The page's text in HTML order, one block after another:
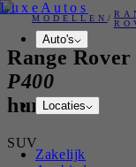
Luxe Autos
Auto's
Locaties
Zakelijk
MODELLEN /
Range Rover
P400
huren
SUV